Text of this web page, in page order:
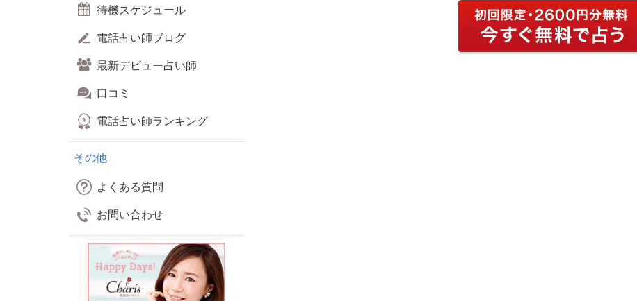
待機スケジュール
電話占い師ブログ
最新デビュー占い師
口コミ
電話占い師ランキング
その他
よくある質問
お問い合わせ